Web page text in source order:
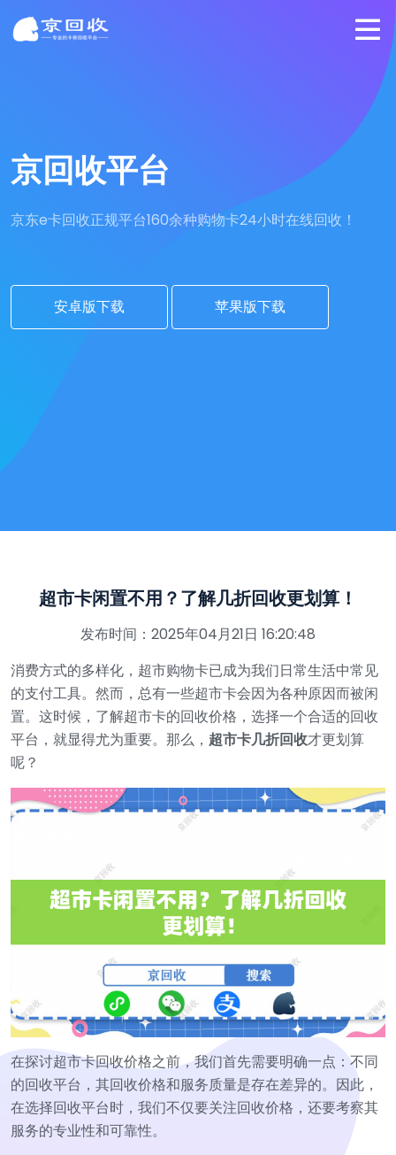
京回收平台
京东e卡回收正规平台160余种购物卡24小时在线回收！
安卓版下载 苹果版下载
超市卡闲置不用？了解几折回收更划算！
发布时间：2025年04月21日 16:20:48
消费方式的多样化，超市购物卡已成为我们日常生活中常见
的支付工具。然而，总有一些超市卡会因为各种原因而被闲
置。这时候，了解超市卡的回收价格，选择一个合适的回收
平台，就显得尤为重要。那么， 超市卡几折回收才更划算
呢？
在探讨超市卡回收价格之前，我们首先需要明确一点：不同
的回收平台，其回收价格和服务质量是存在差异的。因此，
在选择回收平台时，我们不仅要关注回收价格，还要考察其
服务的专业性和可靠性。